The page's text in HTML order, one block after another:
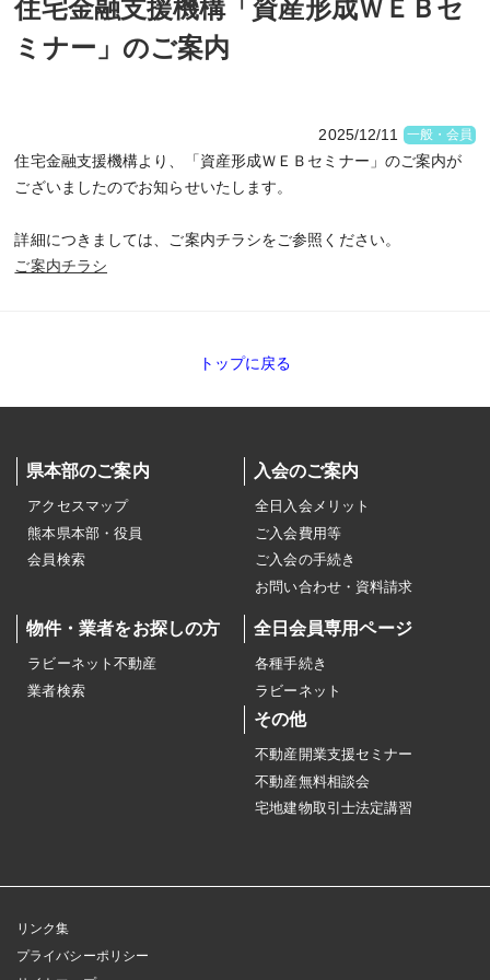
住宅金融支援機構「資産形成ＷＥＢセ
ミナー」のご案内
2025/12/11 一般・会員
住宅金融支援機構より、「資産形成ＷＥＢセミナー」のご案内が
ございましたのでお知らせいたします。
詳細につきましては、ご案内チラシをご参照ください。
ご案内チラシ
トップに戻る
県本部のご案内
アクセスマップ
熊本県本部・役員
会員検索
入会のご案内
全日入会メリット
ご入会費用等
ご入会の手続き
お問い合わせ・資料請求
物件・業者をお探しの方
ラビーネット不動産
業者検索
全日会員専用ページ
各種手続き
ラビーネット
その他
不動産開業支援セミナー
不動産無料相談会
宅地建物取引士法定講習
リンク集
プライバシーポリシー